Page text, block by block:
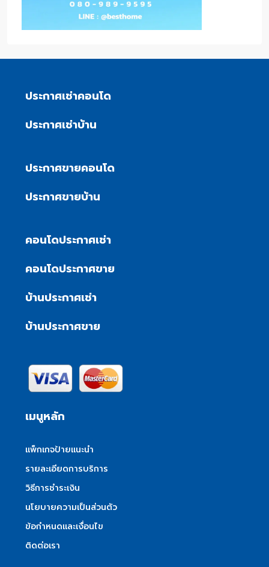
ประกาศเช่าคอนโด
ประกาศเช่าบ้าน
ประกาศขายคอนโด
ประกาศขายบ้าน
คอนโดประกาศเช่า
คอนโดประกาศขาย
บ้านประกาศเช่า
บ้านประกาศขาย
เมนูหลัก
แพ็กเกจป้ายแนะนำ
รายละเอียดการบริการ
วิธีการชำระเงิน
นโยบายความเป็นส่วนตัว
ข้อกำหนดและเงื่อนไข
ติดต่อเรา